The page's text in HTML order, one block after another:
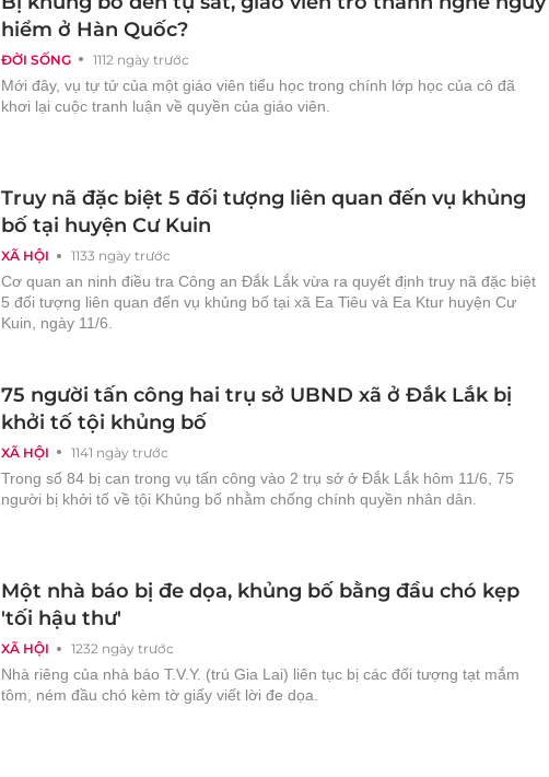
ĐỜI SỐNG 1112 ngày trước
hiểm ở Hàn Quốc?
Mới đây, vụ tự tử của một giáo viên tiểu học trong chính lớp học của cô đã
khơi lại cuộc tranh luận về quyền của giáo viên.
XÃ HỘI 1133 ngày trước
Truy nã đặc biệt 5 đối tượng liên quan đến vụ khủng
bố tại huyện Cư Kuin
Cơ quan an ninh điều tra Công an Đắk Lắk vừa ra quyết định truy nã đặc biệt
5 đối tượng liên quan đến vụ khủng bố tại xã Ea Tiêu và Ea Ktur huyện Cư
Kuin, ngày 11/6.
XÃ HỘI 1141 ngày trước
75 người tấn công hai trụ sở UBND xã ở Đắk Lắk bị
khởi tố tội khủng bố
Trong số 84 bị can trong vụ tấn công vào 2 trụ sở ở Đắk Lắk hôm 11/6, 75
người bị khởi tố về tội Khủng bố nhằm chống chính quyền nhân dân.
XÃ HỘI 1232 ngày trước
Một nhà báo bị đe dọa, khủng bố bằng đầu chó kẹp
'tối hậu thư'
Nhà riêng của nhà báo T.V.Y. (trú Gia Lai) liên tục bị các đối tượng tạt mắm
tôm, ném đầu chó kèm tờ giấy viết lời đe dọa.